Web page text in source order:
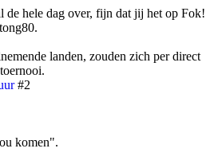
de hele dag over, fijn dat jij het op Fok!
landen, zouden zich per direct
#2
komen".